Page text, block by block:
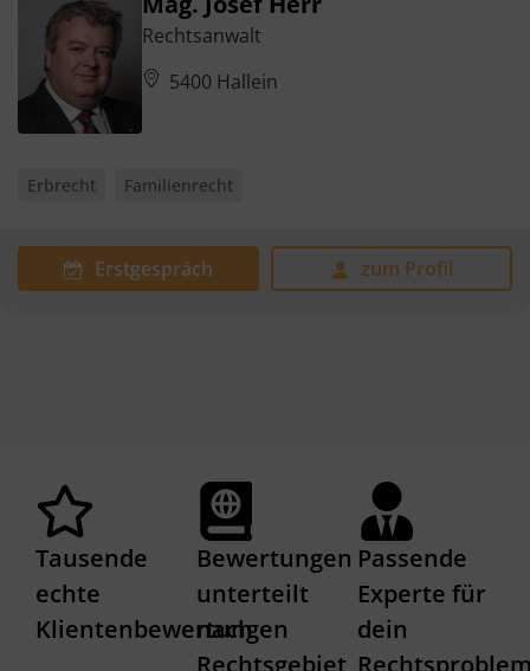
Rechtsanwalt
5400 Hallein
Erbrecht Familienrecht
Erstgespräch zum Profil
Tausende
echte
Klientenbewertungen
Bewertungen
unterteilt
nach
Rechtsgebiet
Passende
Experte für
dein